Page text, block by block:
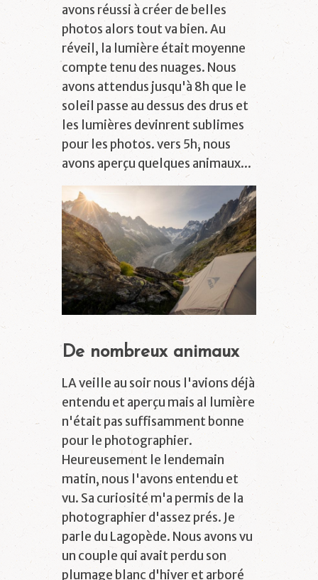
avons réussi à créer de belles
photos alors tout va bien. Au
réveil, la lumière était moyenne
compte tenu des nuages. Nous
avons attendus jusqu'à 8h que le
soleil passe au dessus des drus et
les lumières devinrent sublimes
pour les photos. vers 5h, nous
avons aperçu quelques animaux...
De nombreux animaux
LA veille au soir nous l'avions déjà
entendu et aperçu mais al lumière
n'était pas suffisamment bonne
pour le photographier.
Heureusement le lendemain
matin, nous l'avons entendu et
vu. Sa curiosité m'a permis de la
photographier d'assez prés. Je
parle du Lagopède. Nous avons vu
un couple qui avait perdu son
plumage blanc d'hiver et arboré